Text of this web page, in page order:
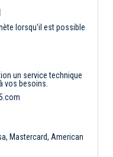
lorsqu'il est possible
un service technique
vos besoins.
Mastercard, American